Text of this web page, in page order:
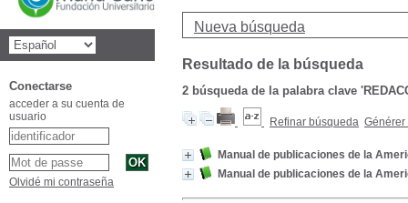
Nueva búsqueda
Resultado de la búsqueda
2 búsqueda de la palabra clave
Refinar búsqueda Générer
Manual de publicaciones de la
Manual de publicaciones de la
Conectarse
acceder a su cuenta de
usuario
Olvidé mi contraseña